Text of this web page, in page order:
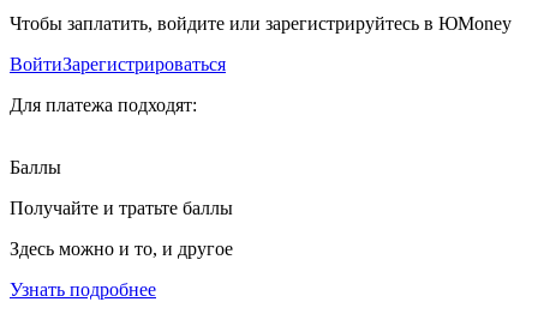
Чтобы заплатить, войдите или зарегистрируйтесь в ЮMoney
ВойтиЗарегистрироваться
Для платежа подходят:
Баллы
Получайте и тратьте баллы
Здесь можно и то, и другое
Узнать подробнее